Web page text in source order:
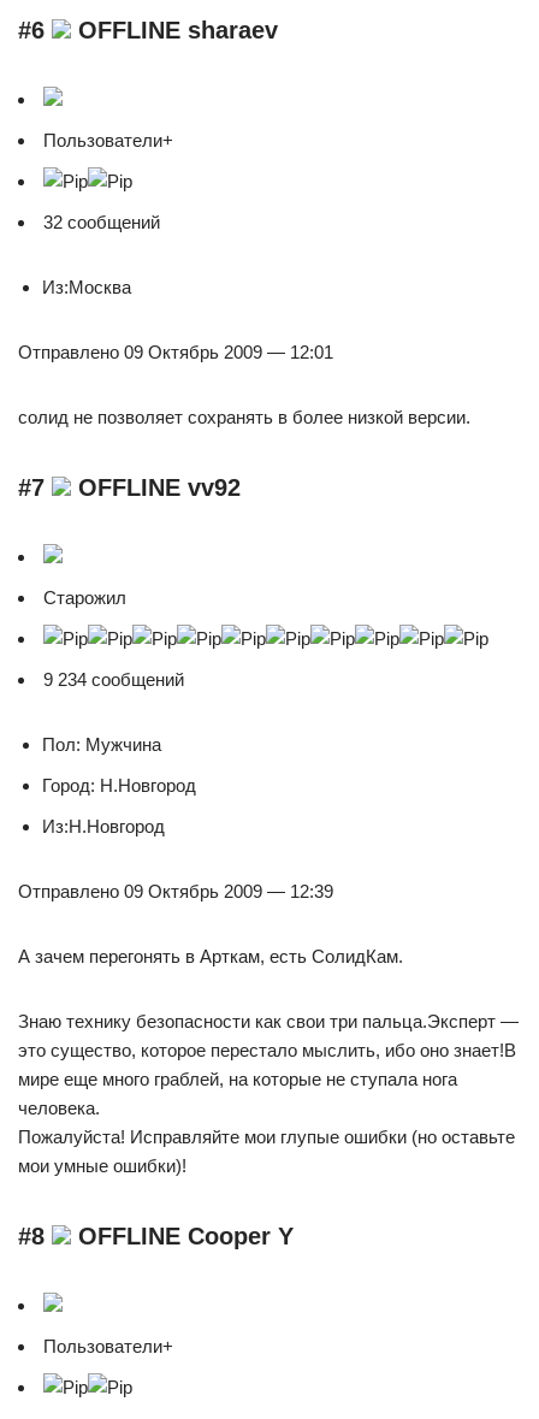
#6 OFFLINE sharaev
Пользователи+
32 сообщений
Из:Москва
Отправлено 09 Октябрь 2009 — 12:01
солид не позволяет сохранять в более низкой версии.
#7 OFFLINE vv92
Cтарожил
9 234 сообщений
Пол: Мужчина
Город: Н.Новгород
Из:Н.Новгород
Отправлено 09 Октябрь 2009 — 12:39
А зачем перегонять в Арткам, есть СолидКам.
Знаю технику безопасности как свои три пальца.Эксперт —
это существо, которое перестало мыслить, ибо оно знает!В
мире еще много граблей, на которые не ступала нога
человека.
Пожалуйста! Исправляйте мои глупые ошибки (но оставьте
мои умные ошибки)!
#8 OFFLINE Cooper Y
Пользователи+